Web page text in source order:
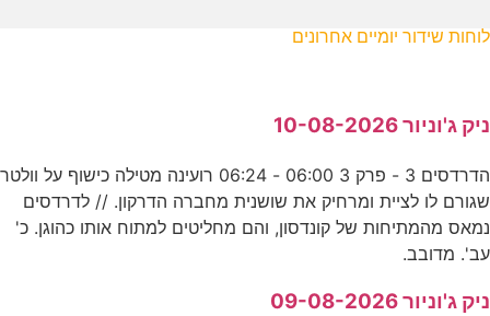
לוחות שידור יומיים אחרונים
ניק ג'וניור 10-08-2026
הדרדסים 3 - פרק 3 06:00 - 06:24 רועינה מטילה כישוף על וולטר
שגורם לו לציית ומרחיק את שושנית מחברה הדרקון. // לדרדסים
נמאס מהמתיחות של קונדסון, והם מחליטים למתוח אותו כהוגן. כ'
עב'. מדובב.
ניק ג'וניור 09-08-2026